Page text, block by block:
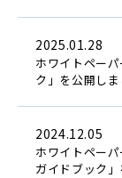
2025.01.28
ホワイトペー
ク」を公開しま
2024.12.05
ホワイトペー
ガイドブック」